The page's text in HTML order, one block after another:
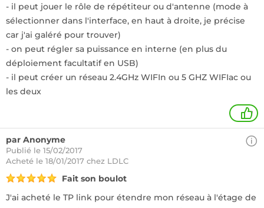
- il peut jouer le rôle de répétiteur ou d'antenne (mode à
sélectionner dans l'interface, en haut à droite, je précise
car j'ai galéré pour trouver)
- on peut régler sa puissance en interne (en plus du
déploiement facultatif en USB)
- il peut créer un réseau 2.4GHz WIFIn ou 5 GHZ WIFIac ou
les deux
1
par Anonyme
Publié le 15/02/2017
Acheté le 18/01/2017 chez LDLC
Fait son boulot
J'ai acheté le TP link pour étendre mon réseau à l'étage de